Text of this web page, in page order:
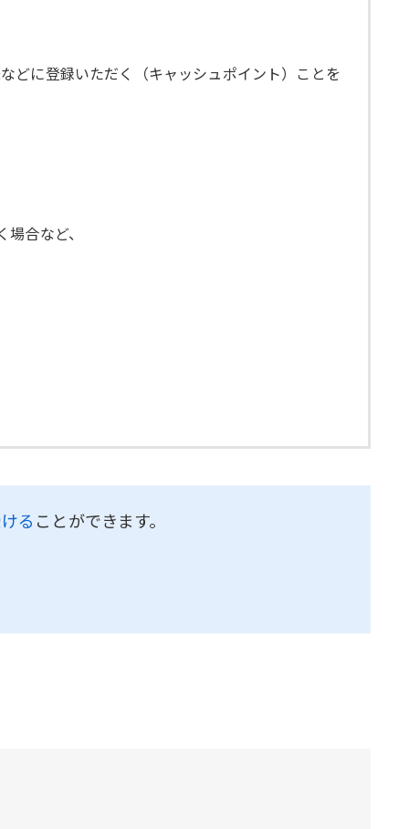
どに登録いただく（キャッシュポイント）ことを
合など、
る ことができます。